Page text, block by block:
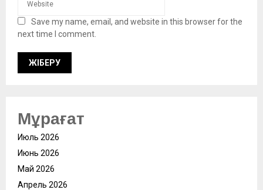
Save my name, email, and website in this browser for the
next time I comment.
Мұрағат
Июль 2026
Июнь 2026
Май 2026
Апрель 2026